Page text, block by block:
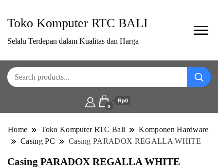
Toko Komputer RTC BALI
Selalu Terdepan dalam Kualitas dan Harga
0
Rp0
Home Toko Komputer RTC Bali
Komponen Hardware
Casing PC
Casing PARADOX REGALLA WHITE
Casing PARADOX REGALLA WHITE